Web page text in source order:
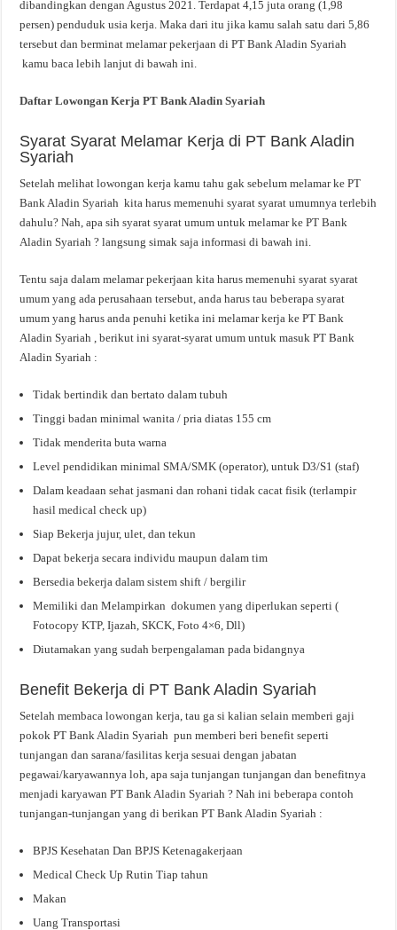
dibandingkan dengan Agustus 2021. Terdapat 4,15 juta orang (1,98
persen) penduduk usia kerja. Maka dari itu jika kamu salah satu dari 5,86
tersebut dan berminat melamar pekerjaan di PT Bank Aladin Syariah
kamu baca lebih lanjut di bawah ini.
Daftar Lowongan Kerja PT Bank Aladin Syariah
Syarat Syarat Melamar Kerja di PT Bank Aladin
Syariah
Setelah melihat lowongan kerja kamu tahu gak sebelum melamar ke PT
Bank Aladin Syariah kita harus memenuhi syarat syarat umumnya terlebih
dahulu? Nah, apa sih syarat syarat umum untuk melamar ke PT Bank
Aladin Syariah ? langsung simak saja informasi di bawah ini.
Tentu saja dalam melamar pekerjaan kita harus memenuhi syarat syarat
umum yang ada perusahaan tersebut, anda harus tau beberapa syarat
umum yang harus anda penuhi ketika ini melamar kerja ke PT Bank
Aladin Syariah , berikut ini syarat-syarat umum untuk masuk PT Bank
Aladin Syariah :
Tidak bertindik dan bertato dalam tubuh
Tinggi badan minimal wanita / pria diatas 155 cm
Tidak menderita buta warna
Level pendidikan minimal SMA/SMK (operator), untuk D3/S1 (staf)
Dalam keadaan sehat jasmani dan rohani tidak cacat fisik (terlampir
hasil medical check up)
Siap Bekerja jujur, ulet, dan tekun
Dapat bekerja secara individu maupun dalam tim
Bersedia bekerja dalam sistem shift / bergilir
Memiliki dan Melampirkan dokumen yang diperlukan seperti (
Fotocopy KTP, Ijazah, SKCK, Foto 4×6, Dll)
Diutamakan yang sudah berpengalaman pada bidangnya
Benefit Bekerja di PT Bank Aladin Syariah
Setelah membaca lowongan kerja, tau ga si kalian selain memberi gaji
pokok PT Bank Aladin Syariah pun memberi beri benefit seperti
tunjangan dan sarana/fasilitas kerja sesuai dengan jabatan
pegawai/karyawannya loh, apa saja tunjangan tunjangan dan benefitnya
menjadi karyawan PT Bank Aladin Syariah ? Nah ini beberapa contoh
tunjangan-tunjangan yang di berikan PT Bank Aladin Syariah :
BPJS Kesehatan Dan BPJS Ketenagakerjaan
Medical Check Up Rutin Tiap tahun
Makan
Uang Transportasi